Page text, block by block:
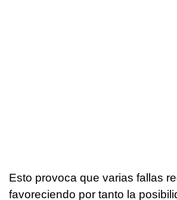
Esto provoca que varias fallas
favoreciendo por tanto la